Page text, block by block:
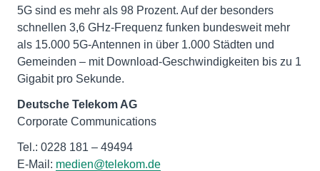
5G sind es mehr als 98 Prozent. Auf der besonders
schnellen 3,6 GHz-Frequenz funken bundesweit mehr
als 15.000 5G-Antennen in über 1.000 Städten und
Gemeinden – mit Download-Geschwindigkeiten bis zu 1
Gigabit pro Sekunde.
Deutsche Telekom AG
Corporate Communications
Tel.: 0228 181 – 49494
E-Mail: medien@telekom.de